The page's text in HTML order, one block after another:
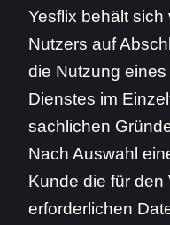
Yesflix behält
Nutzers auf
die Nutzung
Dienstes im
sachlichen
Nach Auswahl
Kunde die für
erforderlichen